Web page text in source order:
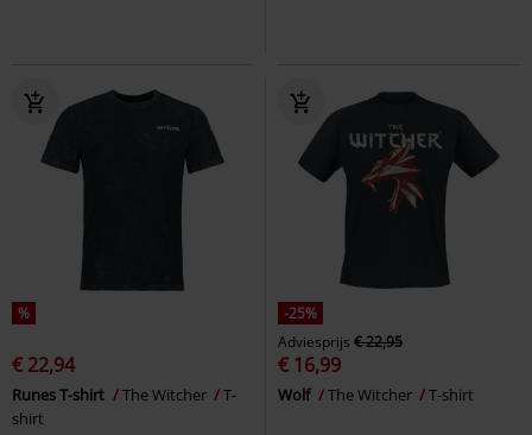
%
€ 22,94
Runes T-shirt The Witcher
T-
shirt
-25%
Adviesprijs € 22,95
€ 16,99
Wolf The Witcher T-shirt